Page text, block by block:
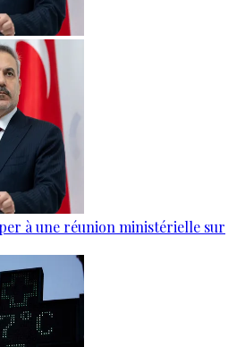
à une réunion ministérielle sur